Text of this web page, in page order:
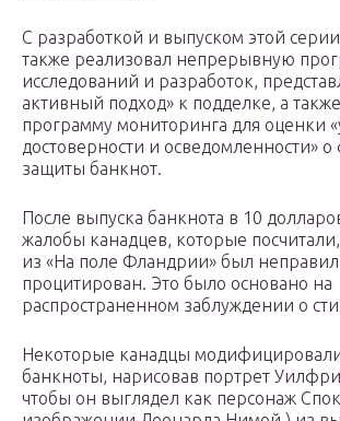
С разработкой и выпуском этой
также реализовал непрерывную
исследований и разработок,
активный подход» к подделке, а
программу мониторинга для оценки
достоверности и осведомленности»
защиты банкнот.
После выпуска банкнота в 10
жалобы канадцев, которые
из «На поле Фландрии» был
процитирован. Это было основано на
распространенном заблуждении о
Некоторые канадцы
банкноты, нарисовав портрет
чтобы он выглядел как персонаж